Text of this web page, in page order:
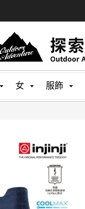
女 服飾